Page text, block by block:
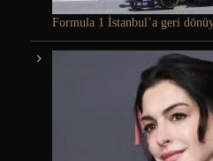
Formula 1 İstanbul’a geri